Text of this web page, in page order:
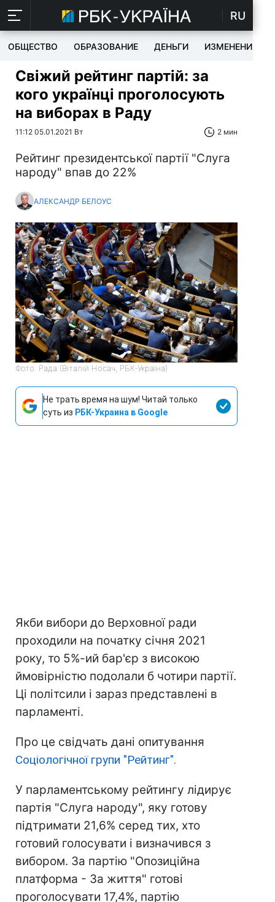
RU
ОБЩЕСТВО ОБРАЗОВАНИЕ ДЕНЬГИ ИЗМЕНЕНИЯ
Свіжий рейтинг партій: за
кого українці проголосують
на виборах в Раду
11:12 05.01.2021 Вт 2 мин
Рейтинг президентської партії "Слуга
народу" впав до 22%
АЛЕКСАНДР БЕЛОУС
Фото: Рада (Віталій Носач, РБК-Україна)
Не трать время на шум! Читай только
суть из РБК-Украина в Google
Якби вибори до Верховної ради
проходили на початку січня 2021
року, то 5%-ий бар'єр з високою
ймовірністю подолали б чотири партії.
Ці політсили і зараз представлені в
парламенті.
Про це свідчать дані опитування
Соціологічної групи "Рейтинг".
У парламентському рейтингу лідирує
партія "Слуга народу", яку готову
підтримати 21,6% серед тих, хто
готовий голосувати і визначився з
вибором. За партію "Опозиційна
платформа - За життя" готові
проголосувати 17,4%, партію